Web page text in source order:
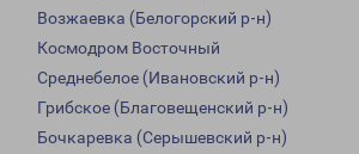
Возжаевка (Белогорский р-н)
Космодром Восточный
Среднебелое (Ивановский р-н)
Грибское (Благовещенский р-н)
Бочкаревка (Серышевский р-н)